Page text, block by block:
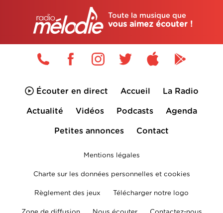
Toute la musique que
vous aimez écouter !
Écouter en direct Accueil La Radio
Actualité Vidéos Podcasts Agenda
Petites annonces Contact
Mentions légales
Charte sur les données personnelles et cookies
Règlement des jeux Télécharger notre logo